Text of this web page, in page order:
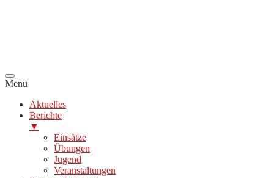
Menu
Aktuelles
Berichte
▼
Einsätze
Übungen
Jugend
Veranstaltungen